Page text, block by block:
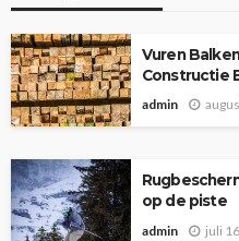
Vuren
Constructie
admin
op de piste
admin juli